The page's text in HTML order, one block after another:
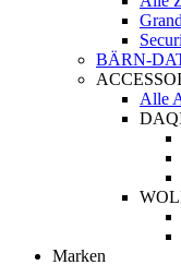
BÄRN-
Alle
Marken